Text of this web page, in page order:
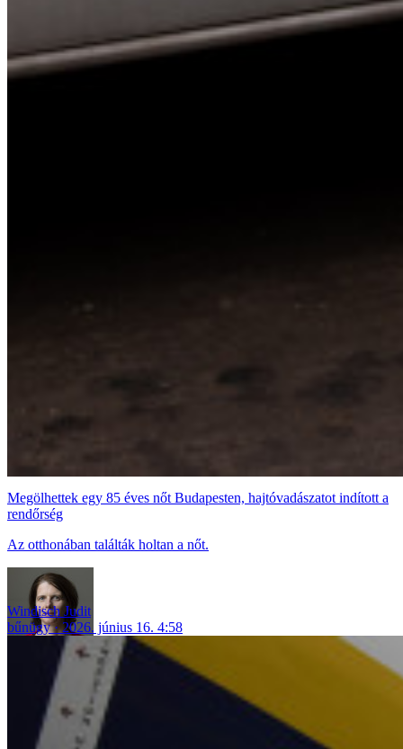
Megölhettek egy 85 éves nőt Budapesten, hajtóvadászatot indított a
rendőrség
Az otthonában találták holtan a nőt.
Windisch Judit
bűnügy
2026. június 16. 4:58